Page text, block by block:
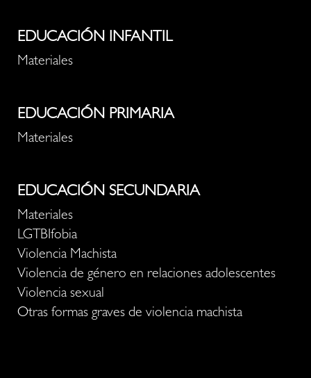
EDUCACIÓN INFANTIL
Materiales
EDUCACIÓN PRIMARIA
Materiales
EDUCACIÓN SECUNDARIA
Materiales
LGTBIfobia
Violencia Machista
Violencia de género en relaciones adolescentes
Violencia sexual
Otras formas graves de violencia machista